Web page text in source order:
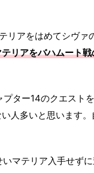
リアをはめてシヴァ
リアをバハムート
ター14のクエスト
人多いと思います。
マテリア入手せず